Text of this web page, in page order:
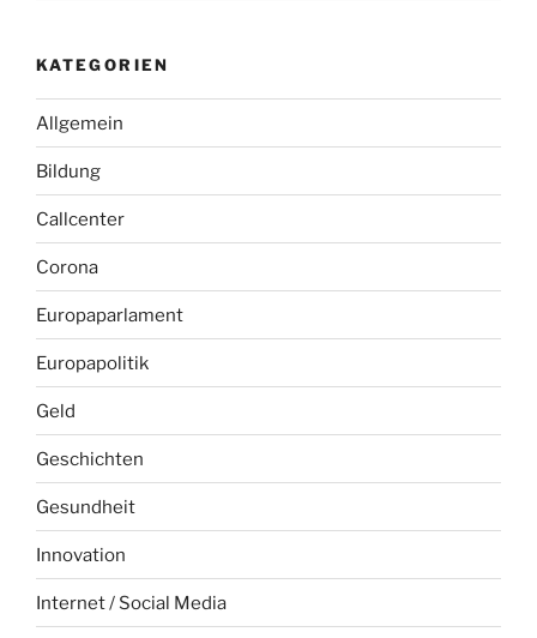
KATEGORIEN
Allgemein
Bildung
Callcenter
Corona
Europaparlament
Europapolitik
Geld
Geschichten
Gesundheit
Innovation
Internet / Social Media